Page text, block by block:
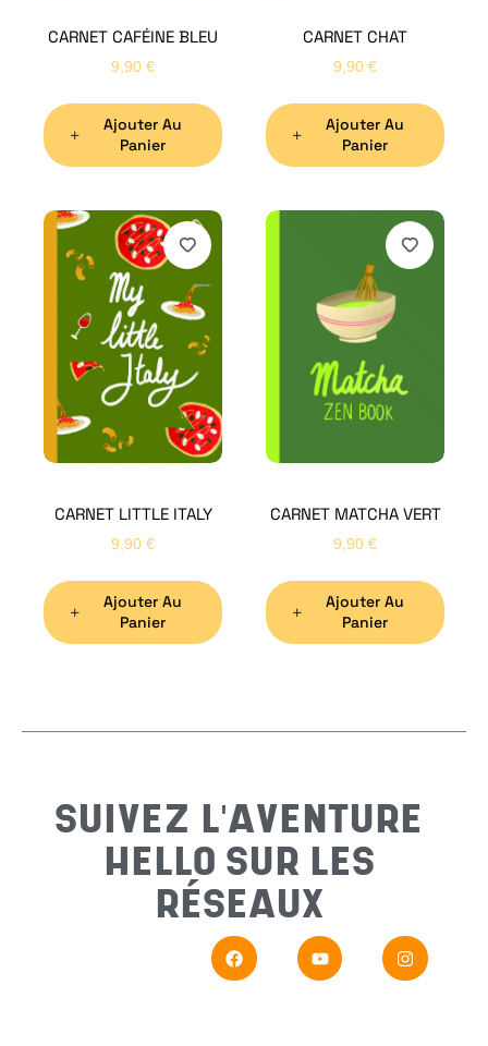
CARNET CAFÉINE BLEU
9,90 €
Ajouter Au
Panier
CARNET CHAT
9,90 €
Ajouter Au
Panier
CARNET LITTLE ITALY
9,90 €
Ajouter Au
Panier
CARNET MATCHA VERT
9,90 €
Ajouter Au
Panier
SUIVEZ L'AVENTURE
HELLO SUR LES
RÉSEAUX